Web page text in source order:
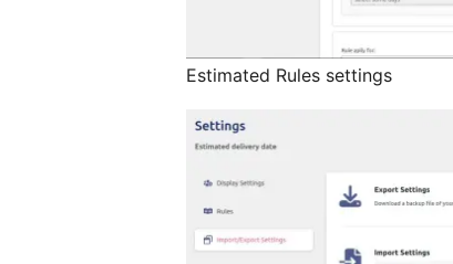
Estimated Rules settings